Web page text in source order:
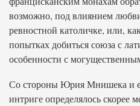
возможно, под влиянием
ревностной католичке, или,
попытках добиться союза с
особенности с
Со стороны Юрия Мнишека и
интриге определялось скорее